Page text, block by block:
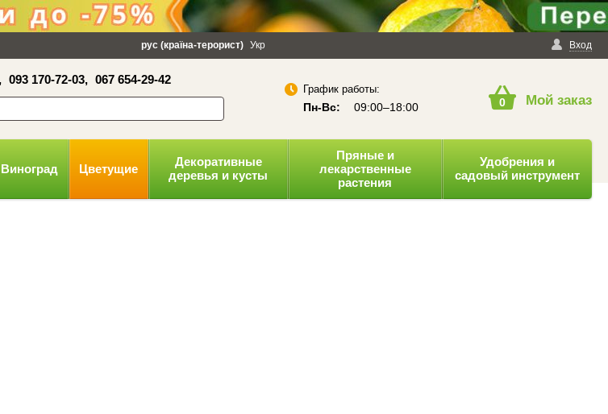
Оплата и доставка Политика конфиденциальности Вход
рус (країна-терорист) Укр
093 170-72-03, 067 654-29-42
График работы:
Пн-Вс: 09:00–18:00 0 Мой заказ
Виноград Цветущие
Декоративные
деревья и кусты
Пряные и
лекарственные
растения
Удобрения и
садовый инструмент